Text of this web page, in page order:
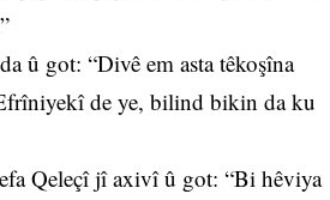
û got: “Divê em asta têkoşîna
de ye, bilind bikin da ku
Qeleçî jî axivî û got: “Bi hêviya